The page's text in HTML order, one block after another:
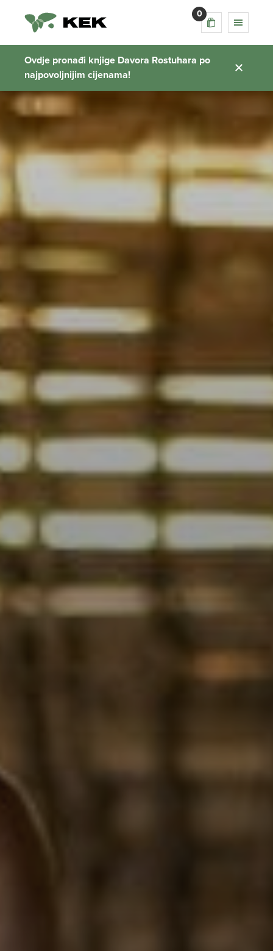
0
Ovdje pronađi knjige Davora Rostuhara po
najpovoljnijim cijenama!